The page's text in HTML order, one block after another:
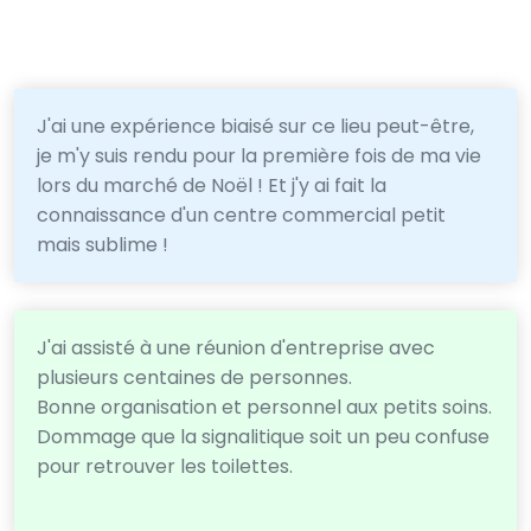
J'ai une expérience biaisé sur ce lieu peut-être,
je m'y suis rendu pour la première fois de ma vie
lors du marché de Noël ! Et j'y ai fait la
connaissance d'un centre commercial petit
mais sublime !
J'ai assisté à une réunion d'entreprise avec
plusieurs centaines de personnes.
Bonne organisation et personnel aux petits soins.
Dommage que la signalitique soit un peu confuse
pour retrouver les toilettes.